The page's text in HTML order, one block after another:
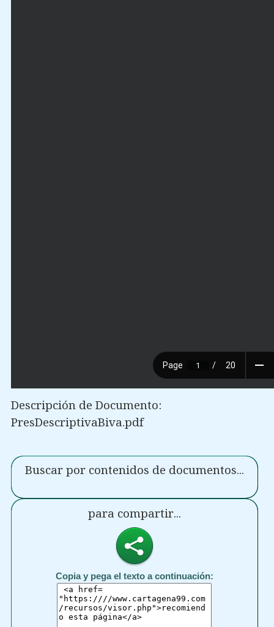
Descripción de Documento:
PresDescriptivaBiva.pdf
Buscar por contenidos de documentos...
para compartir...
Copia y pega el texto a continuación: